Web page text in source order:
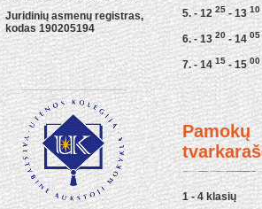
Juridinių asmenų registras,
kodas 190205194
5. - 1225- 1310
6. - 1320- 1405
7. - 1415- 1500
Pamokų
1 - 4 klasių